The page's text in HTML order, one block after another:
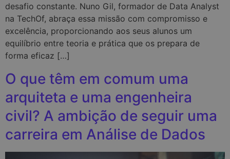
desafio constante. Nuno Gil, formador de Data Analyst
na TechOf, abraça essa missão com compromisso e
excelência, proporcionando aos seus alunos um
equilíbrio entre teoria e prática que os prepara de
forma eficaz […]
O que têm em comum uma
arquiteta e uma engenheira
civil? A ambição de seguir uma
carreira em Análise de Dados